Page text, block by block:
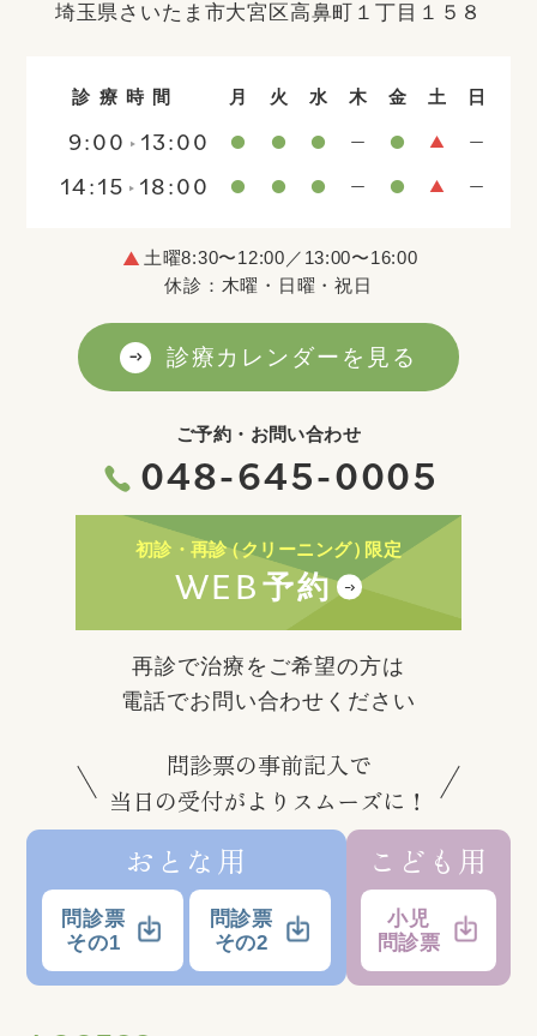
埼玉県さいたま市大宮区高鼻町１丁目１５８
診療時間 月 火 水 木 金 土 日
9:00
13:00
14:15 18:00
土曜8:30〜12:00／13:00〜16:00
休診：木曜・日曜・祝日
診療カレンダーを見る
ご予約・お問い合わせ
048-645-0005
初診・再診（クリーニング）限定
WEB 予約
再診で治療をご希望の方は
電話でお問い合わせください
問診票の事前記入で
当日の受付がよりスムーズに！
おとな用
問診票
その1
問診票
その2
こども用
小児
問診票